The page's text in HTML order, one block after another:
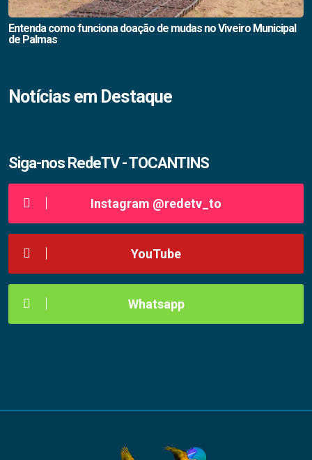
Entenda como funciona doação de mudas no Viveiro Municipal
de Palmas
Notícias em Destaque
Siga-nos RedeTV - TOCANTINS
Instagram @redetv_to
YouTube
Whatsapp